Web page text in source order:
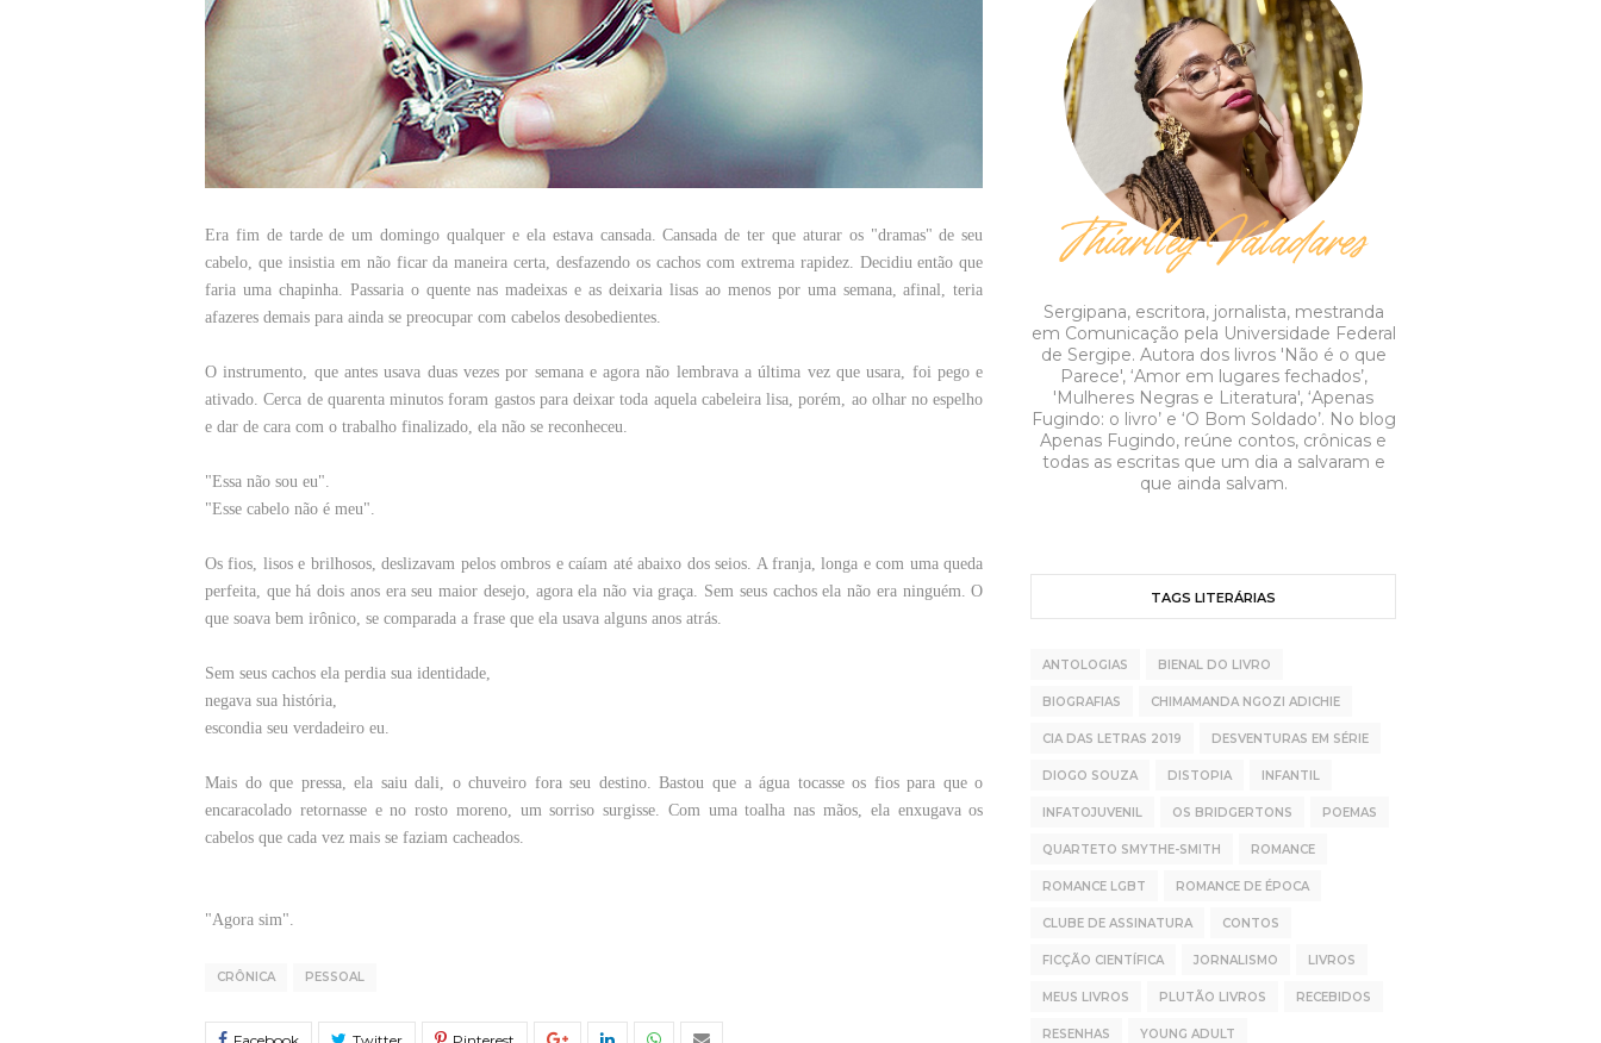
Era fim de tarde de um domingo qualquer e ela estava cansada. Cansada de ter que aturar os "dramas" de seu
cabelo, que insistia em não ficar da maneira certa, desfazendo os cachos com extrema rapidez. Decidiu então que
faria uma chapinha. Passaria o quente nas madeixas e as deixaria lisas ao menos por uma semana, afinal, teria
afazeres demais para ainda se preocupar com cabelos desobedientes.
O instrumento, que antes usava duas vezes por semana e agora não lembrava a última vez que usara, foi pego e
ativado. Cerca de quarenta minutos foram gastos para deixar toda aquela cabeleira lisa, porém, ao olhar no espelho
e dar de cara com o trabalho finalizado, ela não se reconheceu.
"Essa não sou eu".
"Esse cabelo não é meu".
Os fios, lisos e brilhosos, deslizavam pelos ombros e caíam até abaixo dos seios. A franja, longa e com uma queda
perfeita, que há dois anos era seu maior desejo, agora ela não via graça. Sem seus cachos ela não era ninguém. O
que soava bem irônico, se comparada a frase que ela usava alguns anos atrás.
Sem seus cachos ela perdia sua identidade,
negava sua história,
escondia seu verdadeiro eu.
Mais do que pressa, ela saiu dali, o chuveiro fora seu destino. Bastou que a água tocasse os fios para que o
encaracolado retornasse e no rosto moreno, um sorriso surgisse. Com uma toalha nas mãos, ela enxugava os
cabelos que cada vez mais se faziam cacheados.
"Agora sim".
CRÔNICA PESSOAL
Sergipana, escritora, jornalista, mestranda
em Comunicação pela Universidade Federal
de Sergipe. Autora dos livros 'Não é o que
Parece', ‘Amor em lugares fechados’,
'Mulheres Negras e Literatura', ‘Apenas
Fugindo: o livro’ e ‘O Bom Soldado’. No blog
Apenas Fugindo, reúne contos, crônicas e
todas as escritas que um dia a salvaram e
que ainda salvam.
TAGS LITERÁRIAS
ANTOLOGIAS BIENAL DO LIVRO
BIOGRAFIAS CHIMAMANDA NGOZI ADICHIE
CIA DAS LETRAS 2019 DESVENTURAS EM SÉRIE
DIOGO SOUZA DISTOPIA INFANTIL
INFATOJUVENIL OS BRIDGERTONS POEMAS
QUARTETO SMYTHE-SMITH ROMANCE
ROMANCE LGBT ROMANCE DE ÉPOCA
CLUBE DE ASSINATURA CONTOS
FICÇÃO CIENTÍFICA JORNALISMO LIVROS
MEUS LIVROS PLUTÃO LIVROS RECEBIDOS
RESENHAS YOUNG ADULT